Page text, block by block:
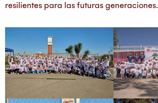
resilientes para las futuras generaciones.